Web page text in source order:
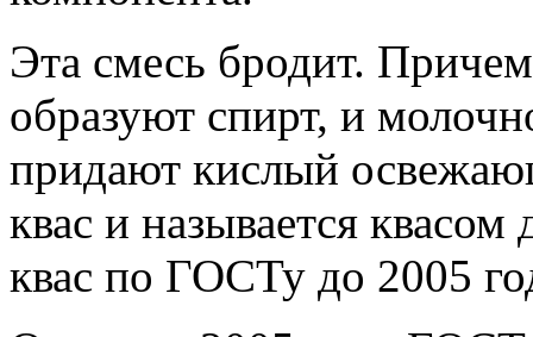
квас по ГОСТу до 2005
Однако в 2005 году ГОСТ
одинарного брожения. В
но вместо
добавлять молочную